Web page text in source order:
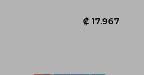
Architecture Series)